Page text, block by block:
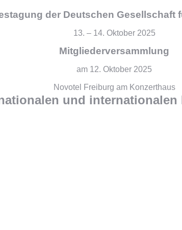
der Deutschen Gesellschaft
13. – 14. Oktober 2025
Mitgliederversammlung
am 12. Oktober 2025
Novotel Freiburg am Konzerthaus
und